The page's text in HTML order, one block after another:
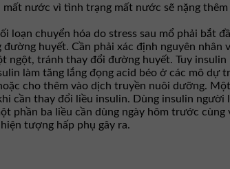
nước vì tình trạng mất nước sẽ nặng
chuyển hóa do stress sau mổ phải bắt
huyết. Cần phải xác định nguyên
ngột, tránh thay đổi đường huyết. Tuy
làm tăng lắng đọng acid béo ở các mô
cho thêm vào dịch truyền nuôi dưỡng.
cần thay đổi liều insulin. Dùng insulin
phần ba liều cần dùng ngày hôm trước
tượng hấp phụ gây ra.